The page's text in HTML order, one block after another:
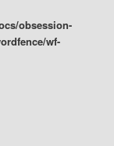
obsession-
wf-